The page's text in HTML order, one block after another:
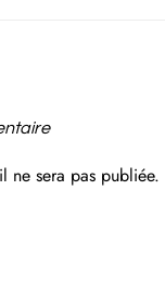
ne sera pas publiée.